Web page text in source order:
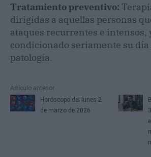
Tratamiento preventivo:
dirigidas a aquellas personas
ataques recurrentes e intensos,
condicionado seriamente su día
patología.
Artículo anterior
Horóscopo del lunes 2
de marzo de 2026